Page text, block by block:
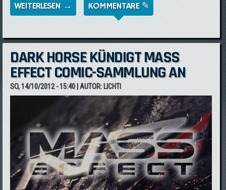
WEITERLESEN → ÜBER BIOWARE STARTET STATISTIKSEITE
FÜR DEN MULTIPLAYER
KOMMENTARE ✎
DARK HORSE KÜNDIGT MASS
EFFECT COMIC-SAMMLUNG AN
SO, 14/10/2012 - 15:40| AUTOR: LICHTI